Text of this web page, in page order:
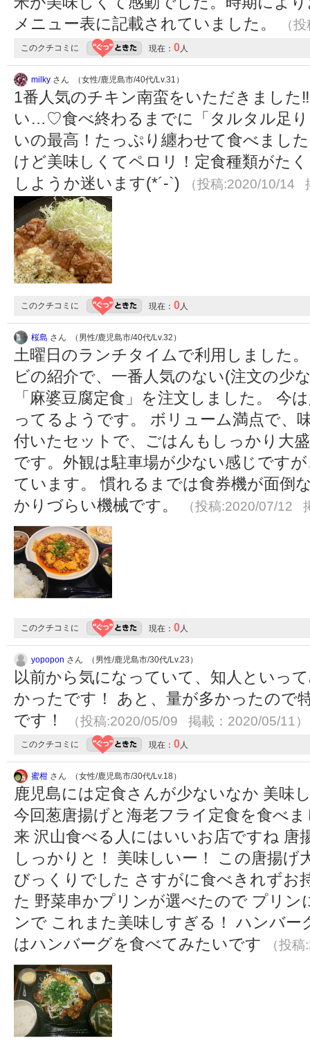
メニュー表に記載されていました。
（
このクチコミに 現在： 0人
milky さん （女性/鹿児島市/40代/Lv.31）
1番人気のチキン南蛮をいただきまし
い…♡食べ終わるまでに「タルタル足
いの最高！たっぷり纏わせて食べまし
けど美味しくてペロリ！定食種類がた
しようか迷います(*´-`)
（投稿:2020/10/14
このクチコミに 現在： 0人
桜島 さん （男性/鹿児島市/40代/Lv.32）
土曜日のランチタイムで利用しました
ビの紹介で、一番人気のない(注文の少
「麻婆豆腐定食」を注文しました。 今
ってるようです。 ボリューム満点で、
付いたセットで、ごはんもしっかり大
です。外観は駐車場が少ない感じです
ています。 慣れるまでは食券機が面倒
かりづらい機械です。
（投稿:2020/07/12
このクチコミに 現在： 0人
yopopon さん （男性/鹿児島市/30代/Lv.23）
以前から気になっていて、知人といっ
かったです！ あと、量が多かったので
です！
（投稿:2020/05/09 掲載：2020/05/11）
このクチコミに 現在： 0人
蜜柑 さん （女性/鹿児島市/30代/Lv.18）
鹿児島には定食さんが少ないなか 美味
今回葱唐揚げと海老フライ定食を食べ
来 沢山食べる人にはいいお店ですね 唐
しっかりと！ 美味しいー！ この唐揚
びっくりでした さすがに食べきれずお
た 野菜串かプリンが選べたので プリ
ンで これまた美味しすぎる！ ハンバ
はハンバーグを食べてみたいです
（投